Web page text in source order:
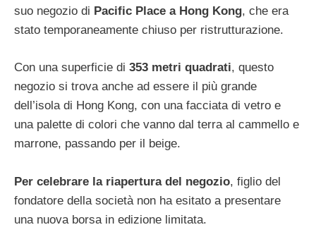
suo negozio di Pacific Place a Hong Kong, che era
stato temporaneamente chiuso per ristrutturazione.
Con una superficie di 353 metri quadrati, questo
negozio si trova anche ad essere il più grande
dell’isola di Hong Kong, con una facciata di vetro e
una palette di colori che vanno dal terra al cammello e
marrone, passando per il beige.
Per celebrare la riapertura del negozio, figlio del
fondatore della società non ha esitato a presentare
una nuova borsa in edizione limitata.